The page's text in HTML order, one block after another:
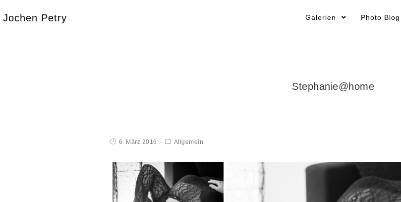
Jochen Petry Galerien Photo Blog
Stephanie@home
6. März 2016 Allgemein